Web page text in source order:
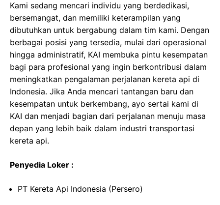
Kami sedang mencari individu yang berdedikasi,
bersemangat, dan memiliki keterampilan yang
dibutuhkan untuk bergabung dalam tim kami. Dengan
berbagai posisi yang tersedia, mulai dari operasional
hingga administratif, KAI membuka pintu kesempatan
bagi para profesional yang ingin berkontribusi dalam
meningkatkan pengalaman perjalanan kereta api di
Indonesia. Jika Anda mencari tantangan baru dan
kesempatan untuk berkembang, ayo sertai kami di
KAI dan menjadi bagian dari perjalanan menuju masa
depan yang lebih baik dalam industri transportasi
kereta api.
Penyedia Loker :
PT Kereta Api Indonesia (Persero)